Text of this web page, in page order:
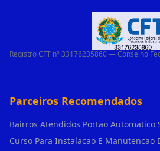
Registro CFT nº 33176235860 — Conselho
Parceiros Recomendados